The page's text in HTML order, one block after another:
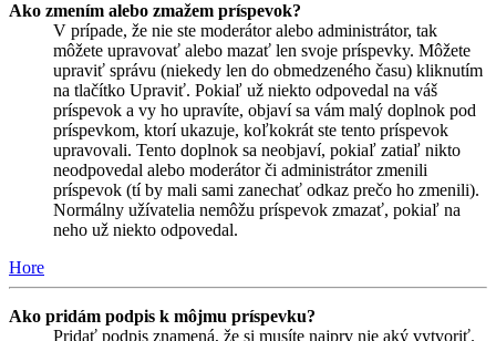
Ako zmením alebo zmažem príspevok?
V prípade, že nie ste moderátor alebo administrátor, tak
môžete upravovať alebo mazať len svoje príspevky. Môžete
upraviť správu (niekedy len do obmedzeného času) kliknutím
na tlačítko Upraviť. Pokiaľ už niekto odpovedal na váš
príspevok a vy ho upravíte, objaví sa vám malý doplnok pod
príspevkom, ktorí ukazuje, koľkokrát ste tento príspevok
upravovali. Tento doplnok sa neobjaví, pokiaľ zatiaľ nikto
neodpovedal alebo moderátor či administrátor zmenili
príspevok (tí by mali sami zanechať odkaz prečo ho zmenili).
Normálny užívatelia nemôžu príspevok zmazať, pokiaľ na
neho už niekto odpovedal.
Hore
Ako pridám podpis k môjmu príspevku?
Pridať podpis znamená, že si musíte najprv nie aký vytvoriť.